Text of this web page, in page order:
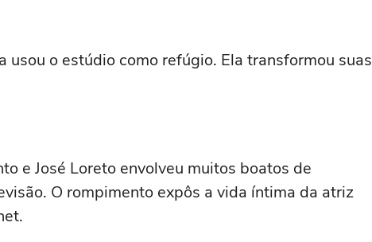
usou o estúdio como refúgio. Ela transformou suas
e José Loreto envolveu muitos boatos de
O rompimento expôs a vida íntima da atriz